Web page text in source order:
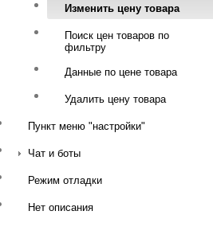
Изменить цену товара
Поиск цен товаров по
фильтру
Данные по цене товара
Удалить цену товара
Пункт меню "настройки"
Чат и боты
Режим отладки
Нет описания